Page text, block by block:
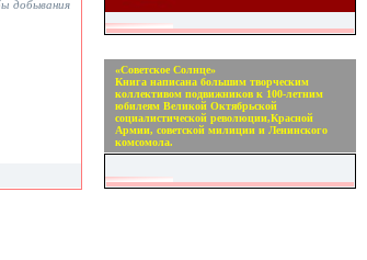
добывания
«Советское Солнце»
Книга написана большим творческим
коллективом подвижников к 100-летним
юбилеям Великой Октябрьской
социалистической революции,Красной
Армии, советской милиции и Ленинского
комсомола.